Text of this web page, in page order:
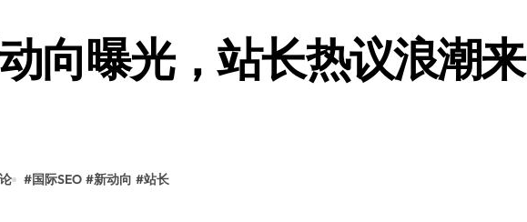
实时引擎构建与科技驱动的性能优化术
实时处理驱动效能实现飞跃增长
向曝光，站长热议浪潮来
#国际SEO #新动向 #站长